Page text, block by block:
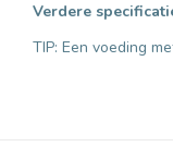
Verdere
TIP: Een voeding